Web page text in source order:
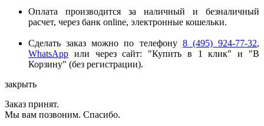
Оплата производится за наличный и безналичный
расчет, через банк online, электронные кошельки.
Сделать заказ можно по телефону 8 (495) 924-77-32,
WhatsApp или через сайт: "Купить в 1 клик" и "В
Корзину" (без регистрации).
закрыть
Заказ принят.
Мы вам позвоним. Спасибо.